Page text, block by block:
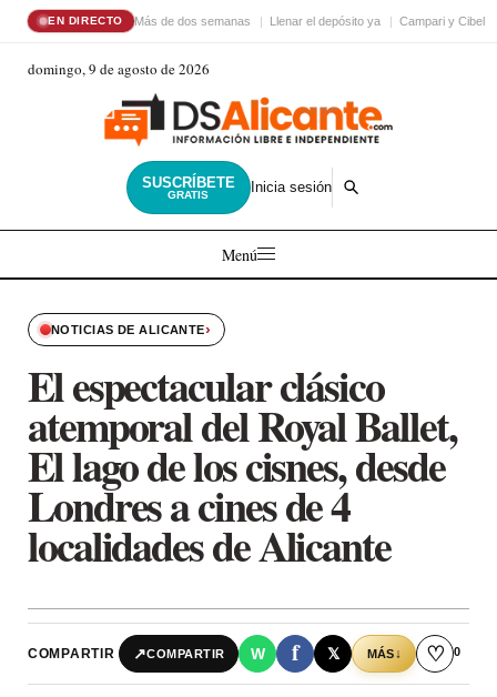
EN DIRECTO Más de dos semanas Llenar el depósito ya Campari y
domingo, 9 de agosto de 2026
SUSCRÍBETE
GRATIS Inicia sesión
Menú
NOTICIAS DE ALICANTE›
El espectacular clásico
atemporal del Royal Ballet,
El lago de los cisnes, desde
Londres a cines de 4
localidades de Alicante
COMPARTIR ↗COMPARTIR W f 𝕏 MÁS↓ ♡ 0